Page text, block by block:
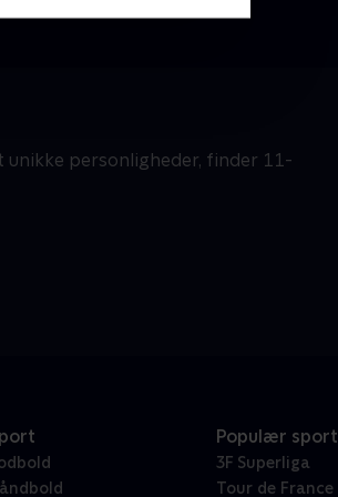
unikke personligheder, finder 11-
Populær sport
3F Superliga
Tour de France